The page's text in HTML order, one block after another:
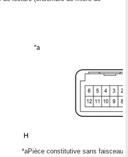
*aPièce constitutive sans faisceau